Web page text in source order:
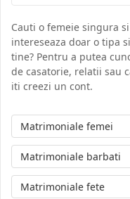
Cauti o femeie singura
intereseaza doar o tipa
tine? Pentru a putea
de casatorie, relatii sau
iti creezi un cont.
Matrimoniale femei
Matrimoniale barbati
Matrimoniale fete